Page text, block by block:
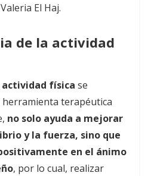
El Haj.
de la actividad
actividad física se
terapéutica
no solo ayuda a mejorar
y la fuerza, sino que
en el ánimo
, por lo cual, realizar